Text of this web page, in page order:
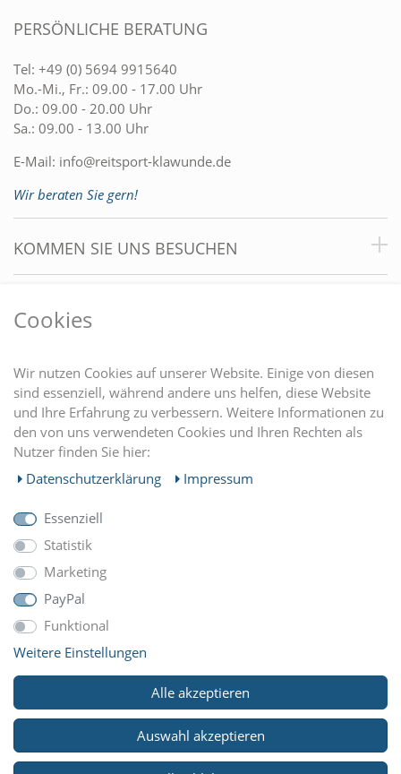
PERSÖNLICHE BERATUNG
Tel: +49 (0) 5694 9915640
Mo.-Mi., Fr.: 09.00 - 17.00 Uhr
Do.: 09.00 - 20.00 Uhr
Sa.: 09.00 - 13.00 Uhr
E-Mail: info@reitsport-klawunde.de
Wir beraten Sie gern!
KOMMEN SIE UNS BESUCHEN
EINKAUFEN
MEIN KONTO
UNTERNEHMEN
ZAHLUNGARTEN
WIR VERSCHICKEN MIT
© Copyright 2026 Reitsport Klawunde. Alle Rechte
Cookies
Wir nutzen Cookies auf unserer Website. Einige von diesen
sind essenziell, während andere uns helfen, diese Website
und Ihre Erfahrung zu verbessern. Weitere Informationen zu
den von uns verwendeten Cookies und Ihren Rechten als
Nutzer finden Sie hier:
Daten­schutz­erklärung
Impressum
Essenziell
Statistik
Marketing
PayPal
Funktional
Weitere Einstellungen
Alle akzeptieren
Auswahl akzeptieren